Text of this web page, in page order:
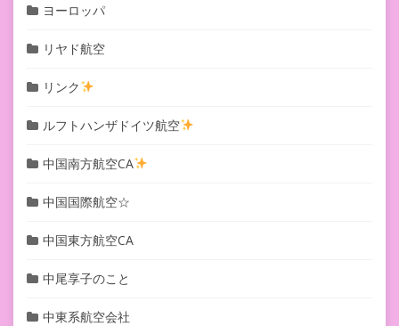
ヨーロッパ
リヤド航空
リンク
ルフトハンザドイツ航空
中国南方航空CA
中国国際航空☆
中国東方航空CA
中尾享子のこと
中東系航空会社